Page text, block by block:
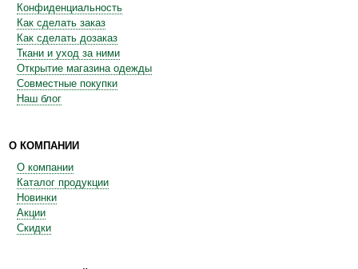
Конфиденциальность
Как сделать заказ
Как сделать дозаказ
Ткани и уход за ними
Открытие магазина одежды
Совместные покупки
Наш блог
О КОМПАНИИ
О компании
Каталог продукции
Новинки
Акции
Скидки